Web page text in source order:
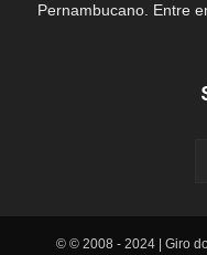
Pernambucano. Entre
© © 2008 - 2024 | Giro